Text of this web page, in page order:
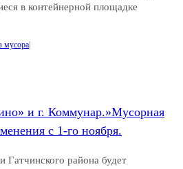
в контейнерной площадке
мусора|
и г. Коммунар.»Мусорная
с 1-го ноября.
Гатчинского района будет